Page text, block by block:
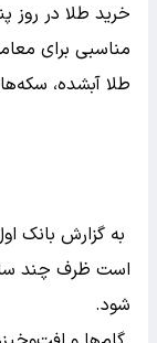
خرید طلا در
مناسبی برای
طلا آبشده،
به گزارش بانک
است ظرف چند
شود.